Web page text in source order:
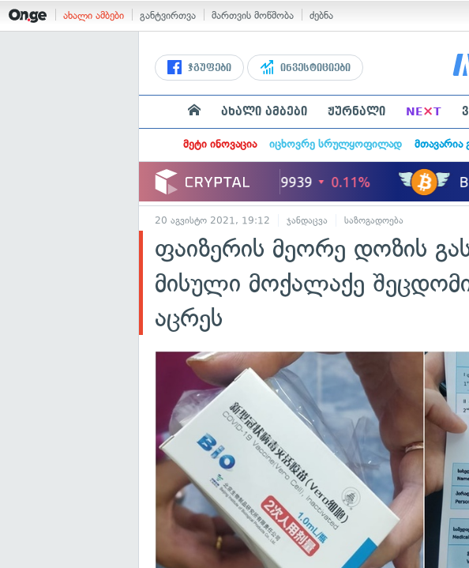
ახალი ამბები განტვირთვა მართვის მოწმობა ძებნა
ჯგუფები ინვესტიციები
ახალი ამბები ჟურნალი NE×T
მეტი ინოვაცია იცხოვრე სრულყოფილად მთავარია
20 აგვისტო 2021, 19:12 ჯანდაცვა საზოგადოება
ფაიზერის მეორე დოზის
მისული მოქალაქე
აცრეს